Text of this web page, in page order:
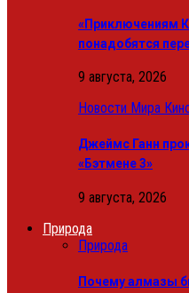
«Приключениям
понадобятся
9 августа, 2026
Новости Мира
Джеймс Ганн
«Бэтмене 3»
9 августа, 2026
Природа
Природа
Почему алмазы